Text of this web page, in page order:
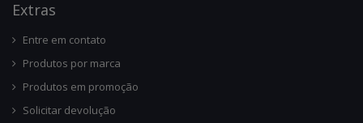
ExtRas
Entre em contato
Produtos por marca
Produtos em promoção
Solicitar devolução